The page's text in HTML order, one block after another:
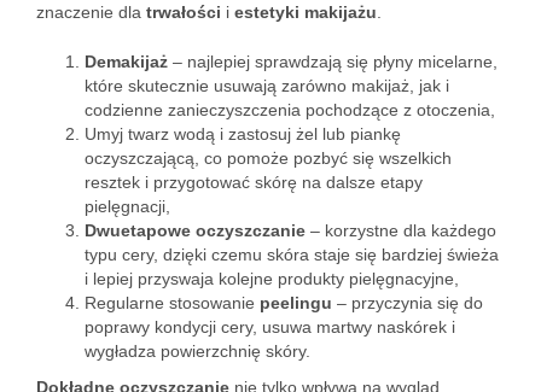
znaczenie dla trwałości i estetyki makijażu
Demakijaż – najlepiej sprawdzają się płyny micelarne,
które skutecznie usuwają zarówno makijaż, jak i
codzienne zanieczyszczenia pochodzące z otoczenia,
Umyj twarz wodą i zastosuj żel lub piankę
oczyszczającą, co pomoże pozbyć się wszelkich
resztek i przygotować skórę na dalsze etapy
pielęgnacji,
Dwuetapowe oczyszczanie – korzystne dla każdego
typu cery, dzięki czemu skóra staje się bardziej świeża
i lepiej przyswaja kolejne produkty pielęgnacyjne,
Regularne stosowanie peelingu – przyczynia się do
poprawy kondycji cery, usuwa martwy naskórek i
wygładza powierzchnię skóry.
Dokładne oczyszczanie nie tylko wpływa na wygląd